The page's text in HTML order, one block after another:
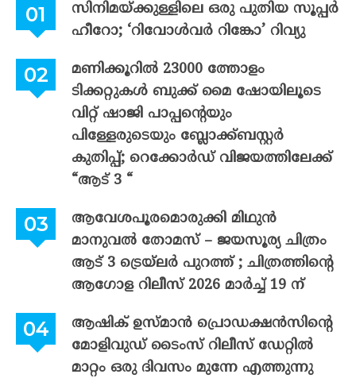
സിനിമയ്ക്കുള്ളിലെ ഒരു പുതിയ സൂപ്പർ
ഹീറോ; ‘റിവോൾവർ റിങ്കോ’ റിവ്യു
മണിക്കൂറിൽ 23000 ത്തോളം
ടിക്കറ്റുകൾ ബുക്ക് മൈ ഷോയിലൂടെ
വിറ്റ് ഷാജി പാപ്പന്റെയും
പിള്ളേരുടെയും ബ്ലോക്ക്ബസ്റ്റർ
കുതിപ്പ്; റെക്കോർഡ് വിജയത്തിലേക്ക്
“ആട് 3 “
ആവേശപൂരമൊരുക്കി മിഥുൻ
മാനുവൽ തോമസ് – ജയസൂര്യ ചിത്രം
ആട് 3 ട്രെയ്‌ലർ പുറത്ത് ; ചിത്രത്തിന്റെ
ആഗോള റിലീസ് 2026 മാർച്ച് 19 ന്
ആഷിക് ഉസ്മാൻ പ്രൊഡക്ഷൻസിന്റെ
മോളിവുഡ് ടൈംസ് റിലീസ് ഡേറ്റിൽ
മാറ്റം ഒരു ദിവസം മുന്നേ എത്തുന്നു